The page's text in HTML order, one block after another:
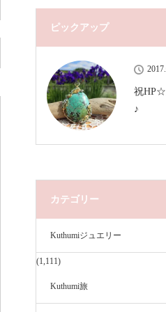
ピックアップ
祝HP☆
♪
カテゴリー
Kuthumiジュエリー
(1,111)
Kuthumi旅